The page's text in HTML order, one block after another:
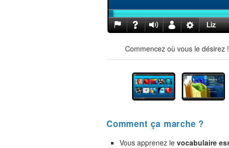
Commencez où vous le désirez
Comment ça marche ?
Vous apprenez le vocabulaire